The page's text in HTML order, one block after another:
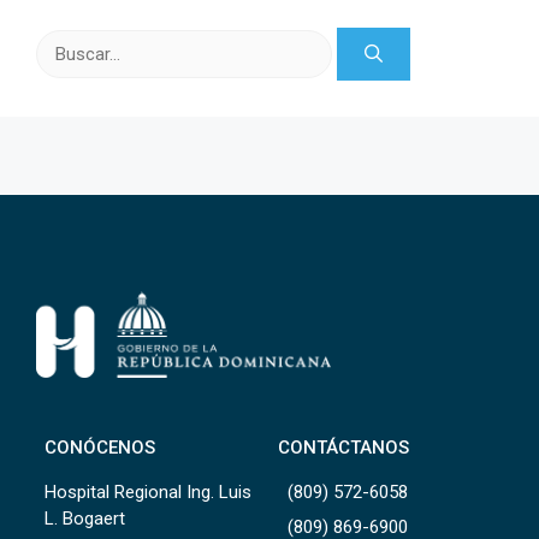
CONÓCENOS
Hospital Regional Ing. Luis
L. Bogaert
CONTÁCTANOS
(809) 572-6058
(809) 869-6900